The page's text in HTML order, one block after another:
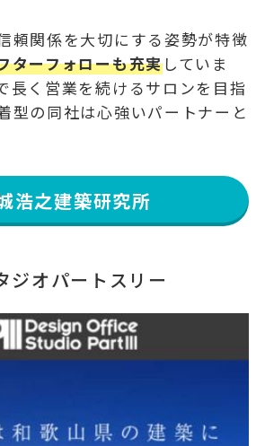
頼関係を大切にする姿勢が特徴
ターフォローも充実していま
長く営業を続けるサロンを目指
型の同社は心強いパートナーと
浩之建築研究所
ジオパートスリー